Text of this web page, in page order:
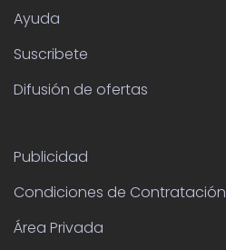
Ayuda
Suscribete
Difusión de ofertas
Publicidad
Condiciones de Contratación
Área Privada